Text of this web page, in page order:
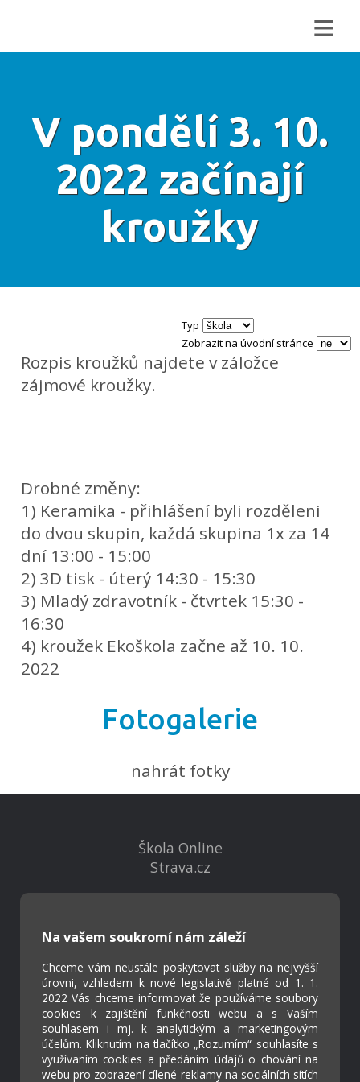
≡
V pondělí 3. 10.
2022 začínají
kroužky
Typ
Zobrazit na úvodní stránce
Rozpis kroužků najdete v záložce
zájmové kroužky.
Drobné změny:
1) Keramika - přihlášení byli rozděleni
do dvou skupin, každá skupina 1x za 14
dní 13:00 - 15:00
2) 3D tisk - úterý 14:30 - 15:30
3) Mladý zdravotník - čtvrtek 15:30 -
16:30
4) kroužek Ekoškola začne až 10. 10.
2022
Fotogalerie
nahrát fotky
Na vašem soukromí nám záleží
Chceme vám neustále poskytovat služby na nejvyšší
úrovni, vzhledem k nové legislativě platné od 1. 1.
2022 Vás chceme informovat že používáme soubory
cookies k zajištění funkčnosti webu a s Vaším
souhlasem i mj. k analytickým a marketingovým
účelům. Kliknutím na tlačítko „Rozumím“ souhlasíte s
využívaním cookies a předáním údajů o chování na
webu pro zobrazení cílené reklamy na sociálních sítích
Škola Online
Strava.cz
Projekty
Cookies
Přístupnost
Přihlášení